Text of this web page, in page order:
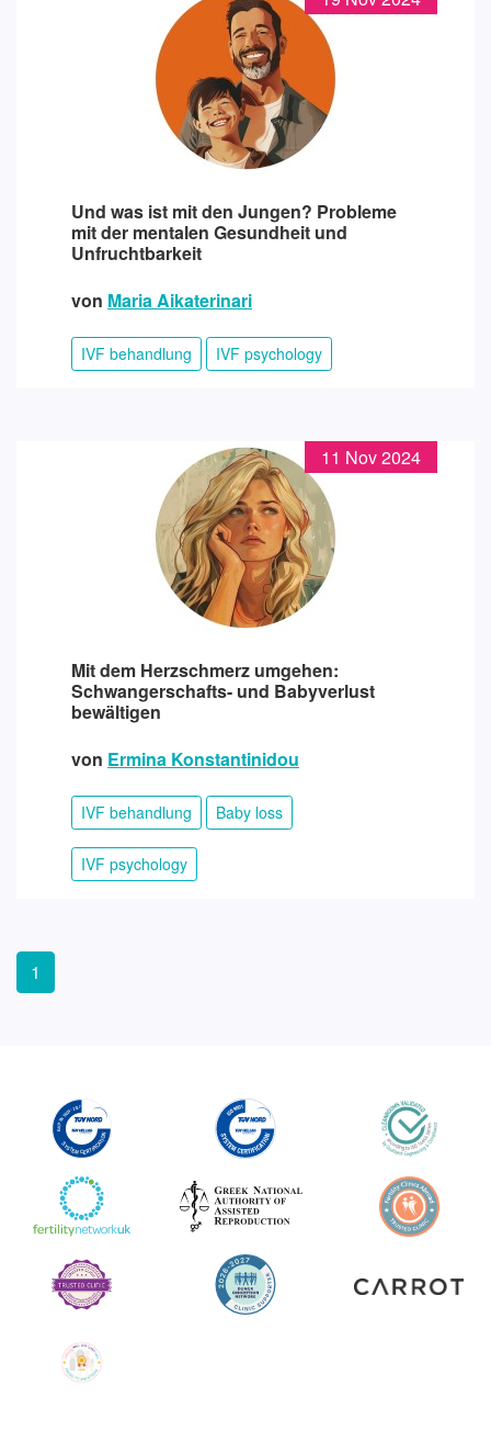
Und was ist mit den Jungen? Probleme
mit der mentalen Gesundheit und
Unfruchtbarkeit
von Maria Aikaterinari
IVF behandlung IVF psychology
11 Nov 2024
Mit dem Herzschmerz umgehen:
Schwangerschafts- und Babyverlust
bewältigen
von Ermina Konstantinidou
IVF behandlung Baby loss
IVF psychology
1